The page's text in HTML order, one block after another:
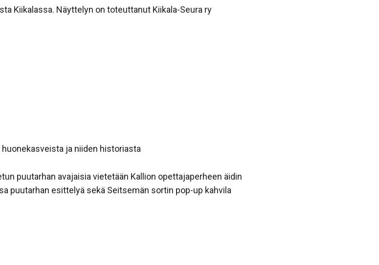
Kiikalassa. Näyttelyn on toteuttanut Kiikala-Seura ry
ja niiden historiasta
puutarhan avajaisia vietetään Kallion opettajaperheen äidin
puutarhan esittelyä sekä Seitsemän sortin pop-up kahvila